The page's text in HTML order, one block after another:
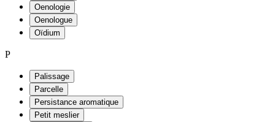
Oenologie
Oenologue
Oïdium
P
Palissage
Parcelle
Persistance aromatique
Petit meslier